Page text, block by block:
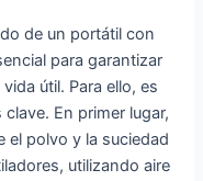
de un portátil con
para garantizar
útil. Para ello, es
En primer lugar,
el polvo y la suciedad
utilizando aire